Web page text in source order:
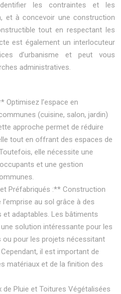
les contraintes et les
et à concevoir une construction
tout en respectant les
est également un interlocuteur
d’urbanisme et peut vous
administratives.
Optimisez l’espace en
(cuisine, salon, jardin)
approche permet de réduire
tout en offrant des espaces de
elle nécessite une
et une gestion
Préfabriqués :** Construction
au sol grâce à des
adaptables. Les bâtiments
solution intéressante pour les
ou pour les projets nécessitant
il est important de
matériaux et de la finition des
Pluie et Toitures Végétalisées